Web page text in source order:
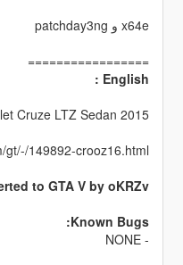
x64e و patchday3ng
=================
English :
Cruze LTZ Sedan 2015
gt/-/149892-crooz16.html
to GTA V by oKRZv
Known Bugs:
- NONE